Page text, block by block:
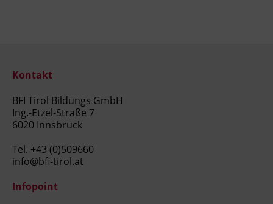
Kontakt
BFI Tirol Bildungs GmbH
Ing.-Etzel-Straße 7
6020 Innsbruck
Tel. +43 (0)509660
info@bfi-tirol.at
Infopoint